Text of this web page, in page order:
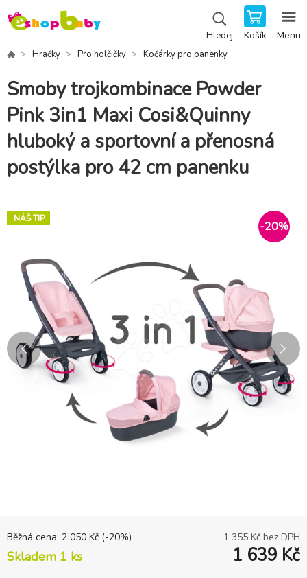
Hledej Košík Menu
Hračky Pro holčičky Kočárky pro panenky
Smoby trojkombinace Powder
Pink 3in1 Maxi Cosi&Quinny
hluboký a sportovní a přenosná
postýlka pro 42 cm panenku
NÁŠ TIP
-20%
Běžná cena: 2 050 Kč (-20%) 1 355 Kč bez DPH
Skladem 1 ks 1 639 Kč